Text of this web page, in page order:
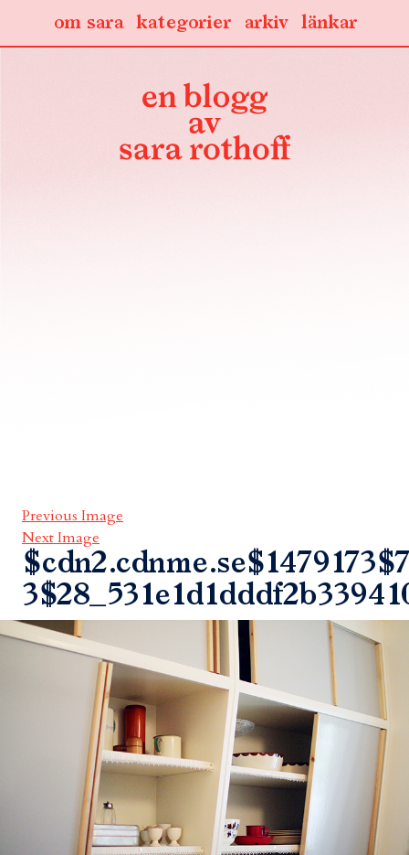
länkar
arkiv
kategorier
om sara
Previous Image
Next Image